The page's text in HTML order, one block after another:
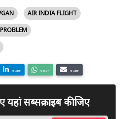
AIR INDIA FLIGHT
SHARE SHARE SHARE
यहां सब्सक्राइब कीजिए